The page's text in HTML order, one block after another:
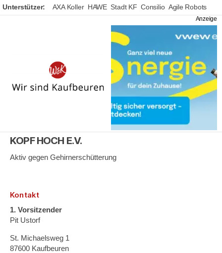
Unterstützer: AXA Koller HAWE Stadt KF Consilio Agile Robots
KOPF HOCH E.V.
Aktiv gegen Gehirnerschütterung
Kontakt
1. Vorsitzender
Pit Ustorf
St. Michaelsweg 1
87600 Kaufbeuren